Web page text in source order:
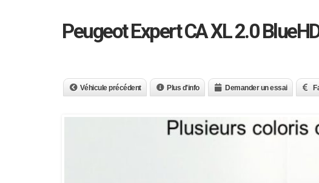
Peugeot Expert CA XL 2.0
Véhicule précédent Plus d'info Demander un essai